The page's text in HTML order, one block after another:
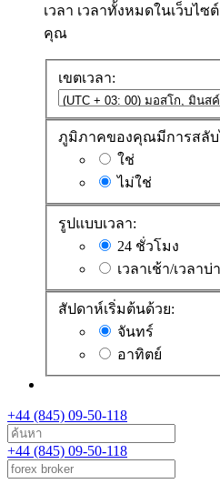
เวลา เวลาทั้งหมดในเว็บไ
คุณ
เขตเวลา:
ภูมิภาคของคุณมีการสลับ
ใช่
ไม่ใช่
รูปแบบเวลา:
24 ชั่วโมง
เวลาเช้า/เวลาบ่
สัปดาห์เริ่มต้นด้วย:
จันทร์
อาทิตย์
+44 (845) 09-50-118
+44 (845) 09-50-118